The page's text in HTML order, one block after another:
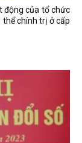
động của tổ chức
chính trị ở cấp